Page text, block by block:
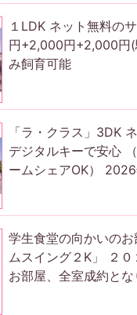
１LDK ネット無料の
円+2,000円+2,000円(
み飼育可能
「ラ・クラス」3DK
デジタルキーで安心
ームシェアOK）
学生食堂の向かいの
ムスイング２K」 ２
お部屋、全室成約とな